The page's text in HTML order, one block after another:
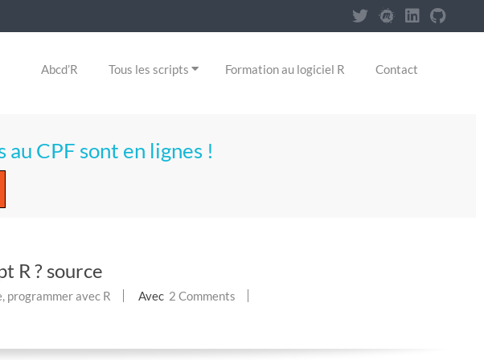
Abcd’R Tous les scripts Formation au logiciel R Contact
CPF sont en lignes !
R ? source
, programmer avec R Avec 2 Comments